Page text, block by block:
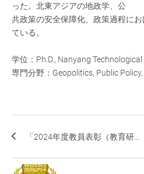
った。北東アジアの地政学、公
共政策の安全保障化、政策過程に
ている。
学位：Ph.D., Nanyang
専門分野：Geopolitics, Public
「2024年度教員表彰（教育研...